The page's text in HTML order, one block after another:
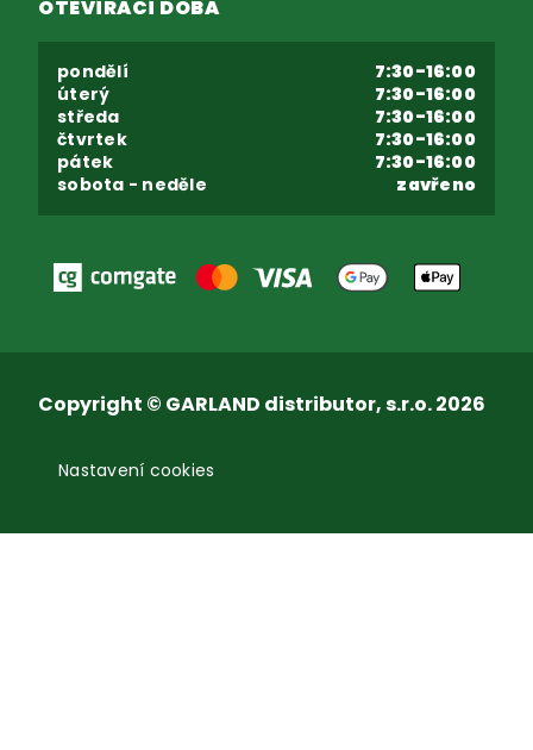
OTEVÍRACÍ DOBA
pondělí
7:30-16:00
úterý
7:30-16:00
středa
7:30-16:00
čtvrtek
7:30-16:00
pátek
7:30-16:00
sobota - neděle
zavřeno
Copyright © GARLAND distributor, s.r.o. 2026
Nastavení cookies